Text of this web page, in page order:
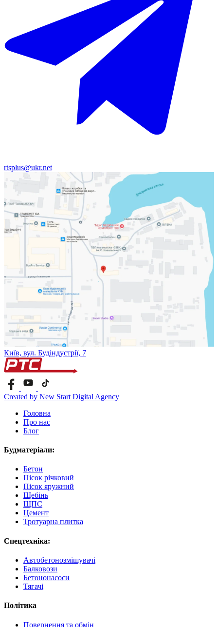
rtsplus@ukr.net
Київ, вул. Будіндустрії, 7
Created by New Start Digital Agency
Головна
Про нас
Блог
Будматеріали:
Бетон
Пісок річковий
Пісок яружний
Щебінь
ЩПС
Цемент
Тротуарна плитка
Спецтехніка:
Автобетонозмішувачі
Балковози
Бетононасоси
Тягачі
Політика
Повернення та обмін